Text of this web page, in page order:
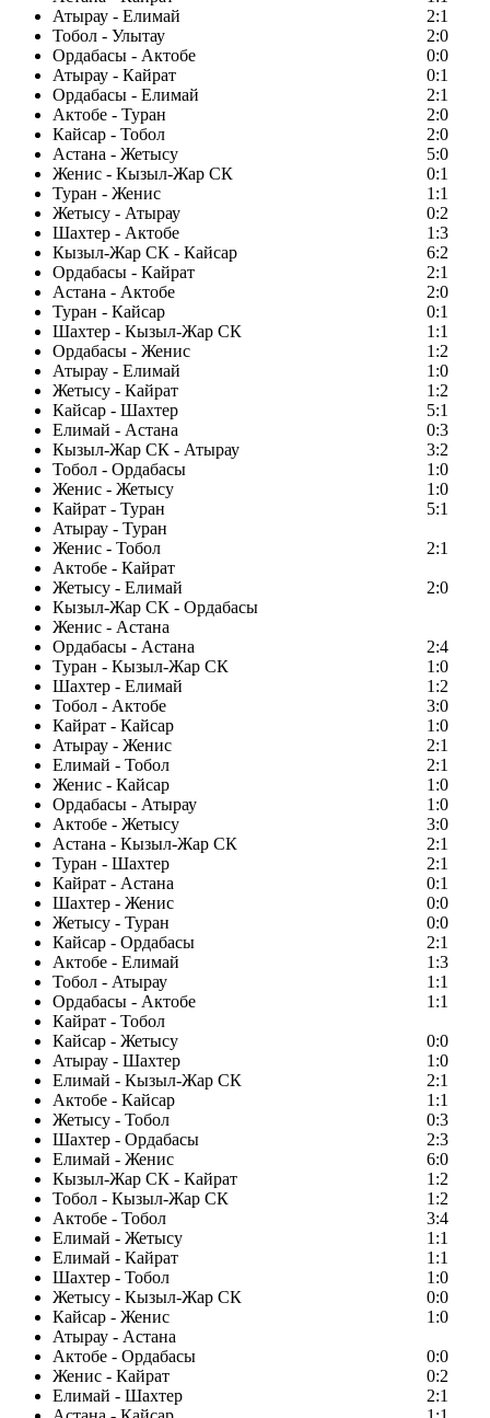
Атырау - Елимай
2:1
Тобол - Улытау
2:0
Ордабасы - Актобе
0:0
Атырау - Кайрат
0:1
Ордабасы - Елимай
2:1
Актобе - Туран
2:0
Кайсар - Тобол
2:0
Астана - Жетысу
5:0
Женис - Кызыл-Жар СК
0:1
Туран - Женис
1:1
Жетысу - Атырау
0:2
Шахтер - Актобе
1:3
Кызыл-Жар СК - Кайсар
6:2
Ордабасы - Кайрат
2:1
Астана - Актобе
2:0
Туран - Кайсар
0:1
Шахтер - Кызыл-Жар СК
1:1
Ордабасы - Женис
1:2
Атырау - Елимай
1:0
Жетысу - Кайрат
1:2
Кайсар - Шахтер
5:1
Елимай - Астана
0:3
Кызыл-Жар СК - Атырау
3:2
Тобол - Ордабасы
1:0
Женис - Жетысу
1:0
Кайрат - Туран
5:1
Атырау - Туран
Женис - Тобол
2:1
Актобе - Кайрат
Жетысу - Елимай
2:0
Кызыл-Жар СК - Ордабасы
Женис - Астана
Ордабасы - Астана
2:4
Туран - Кызыл-Жар СК
1:0
Шахтер - Елимай
1:2
Тобол - Актобе
3:0
Кайрат - Кайсар
1:0
Атырау - Женис
2:1
Елимай - Тобол
2:1
Женис - Кайсар
1:0
Ордабасы - Атырау
1:0
Актобе - Жетысу
3:0
Астана - Кызыл-Жар СК
2:1
Туран - Шахтер
2:1
Кайрат - Астана
0:1
Шахтер - Женис
0:0
Жетысу - Туран
0:0
Кайсар - Ордабасы
2:1
Актобе - Елимай
1:3
Тобол - Атырау
1:1
Ордабасы - Актобе
1:1
Кайрат - Тобол
Кайсар - Жетысу
0:0
Атырау - Шахтер
1:0
Елимай - Кызыл-Жар СК
2:1
Актобе - Кайсар
1:1
Жетысу - Тобол
0:3
Шахтер - Ордабасы
2:3
Елимай - Женис
6:0
Кызыл-Жар СК - Кайрат
1:2
Тобол - Кызыл-Жар СК
1:2
Актобе - Тобол
3:4
Елимай - Жетысу
1:1
Елимай - Кайрат
1:1
Шахтер - Тобол
1:0
Жетысу - Кызыл-Жар СК
0:0
Кайсар - Женис
1:0
Атырау - Астана
Актобе - Ордабасы
0:0
Женис - Кайрат
0:2
Елимай - Шахтер
2:1